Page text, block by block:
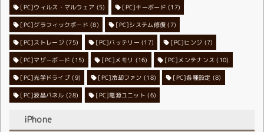
[PC]ウィルス・マルウェア (5) [PC]キーボード (17)
[PC]グラフィックボード (8) [PC]システム修復 (7)
[PC]ストレージ(75) [PC]バッテリー (17) [PC]ヒンジ (7)
[PC]マザーボード (15) [PC]メモリ (16) [PC]メンテナンス (10)
[PC]光学ドライブ (9) [PC]冷却ファン (18) [PC]各種設定 (8)
[PC]液晶パネル (28) [PC]電源ユニット (6)
iPhone